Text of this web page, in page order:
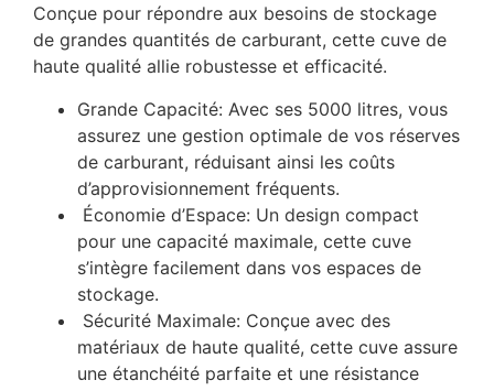
Conçue pour répondre aux besoins de stockage
de grandes quantités de carburant, cette cuve de
haute qualité allie robustesse et efficacité.
Grande Capacité: Avec ses 5000 litres, vous
assurez une gestion optimale de vos réserves
de carburant, réduisant ainsi les coûts
d’approvisionnement fréquents.
Économie d’Espace: Un design compact
pour une capacité maximale, cette cuve
s’intègre facilement dans vos espaces de
stockage.
Sécurité Maximale: Conçue avec des
matériaux de haute qualité, cette cuve assure
une étanchéité parfaite et une résistance